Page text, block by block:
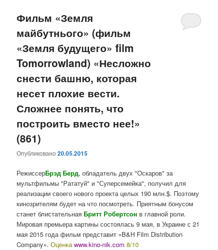
Фильм «Земля
майбутнього» (фильм
«Земля будущего» film
Tomorrowland) «Несложно
снести башню, которая
несет плохие вести.
Сложнее понять, что
построить вместо нее!»
(861)
Опубликовано20.05.2015
РежиссерБрэд Берд, обладатель двух "Оскаров" за
мультфильмы "Рататуй" и "Суперсемейка", получил для
реализации своего нового проекта целых 190 млн.$. Поэтому
кинозрителям будет на что посмотреть. Приятным бонусом
станет блистательнаяБритт Робертсон в главной роли.
Мировая премьера картины состоялась 9 мая, в Украине с 21
мая 2015 года фильм представит «B&H Film Distribution
Company». Оценкаwww.kino-nik.com8/10